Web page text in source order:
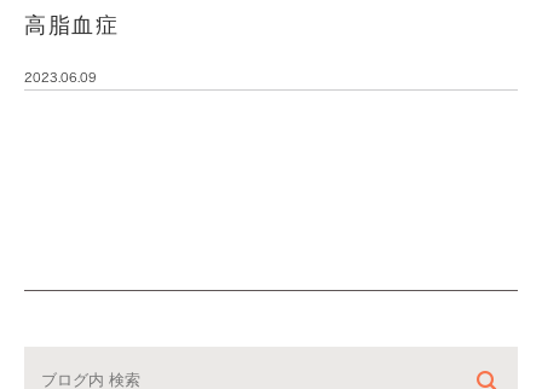
高脂血症
2023.06.09